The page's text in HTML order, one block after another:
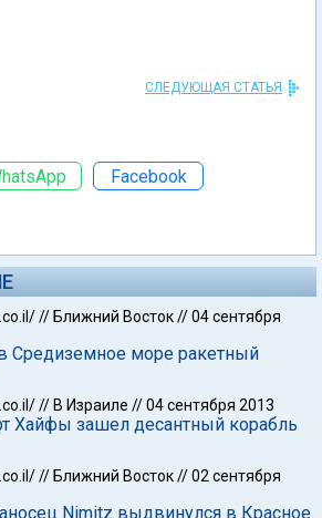
СЛЕДУЮЩАЯ СТАТЬЯ
Facebook
// Ближний Восток//04 сентября
Средиземное море ракетный
// В Израиле //04 сентября 2013
Хайфы зашел десантный корабль
// Ближний Восток//02 сентября
Nimitz выдвинулся в Красное